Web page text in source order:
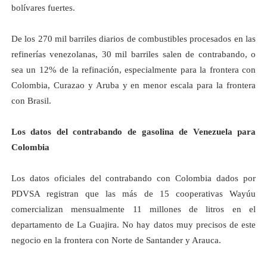
bolívares fuertes.
De los 270 mil barriles diarios de combustibles procesados en las
refinerías venezolanas, 30 mil barriles salen de contrabando, o
sea un 12% de la refinación, especialmente para la frontera con
Colombia, Curazao y Aruba y en menor escala para la frontera
con Brasil.
Los datos del contrabando de gasolina de Venezuela para
Colombia
Los datos oficiales del contrabando con Colombia dados por
PDVSA registran que las más de 15 cooperativas Wayúu
comercializan mensualmente 11 millones de litros en el
departamento deLa Guajira. No hay datos muy precisos de este
negocio en la frontera con Norte de Santander y Arauca.